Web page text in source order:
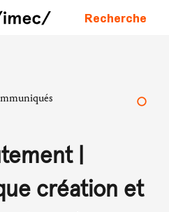
Recherche
|
création et